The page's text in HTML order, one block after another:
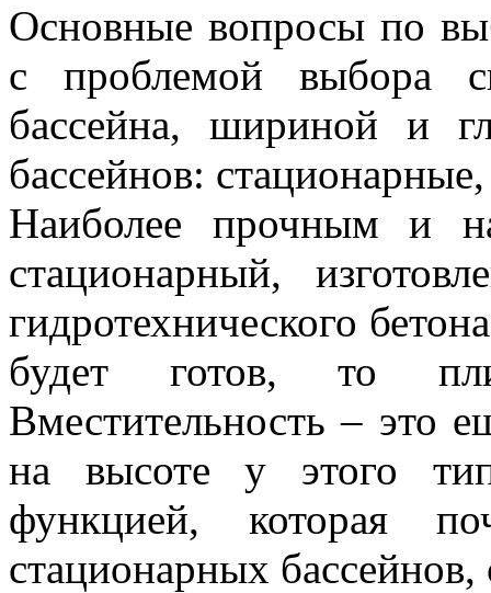
Основные вопросы по
с проблемой выбора
бассейна, шириной и
бассейнов:
Наиболее прочным и
стационарный,
гидротехнического
будет готов, то
Вместительность – это
на высоте у этого
функцией, которая
стационарных бассейнов,